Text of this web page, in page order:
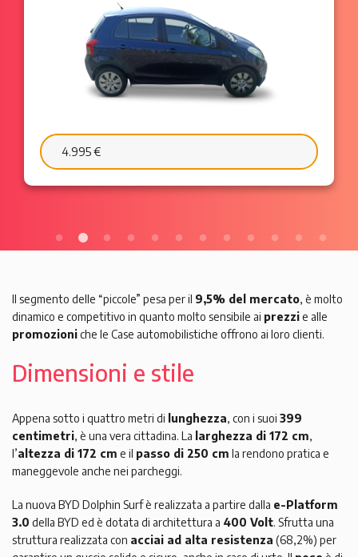
6.595 €
Il segmento delle “piccole” pesa per il 9,5% del mercato, è molto
dinamico e competitivo in quanto molto sensibile ai prezzie alle
promozioniche le Case automobilistiche offrono ai loro clienti.
Dimensioni e stile
Appena sotto i quattro metri di lunghezza, con i suoi 399
centimetri, è una vera cittadina. La larghezza di 172 cm,
l’altezza di 172 cm e il passo di 250 cm la rendono pratica e
maneggevole anche nei parcheggi.
La nuova BYD Dolphin Surf è realizzata a partire dalla e-Platform
3.0 della BYD ed è dotata di architettura a 400 Volt. Sfrutta una
struttura realizzata con acciai ad alta resistenza (68,2%) per